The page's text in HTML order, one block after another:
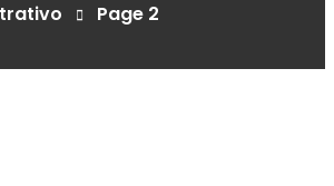
Page 2